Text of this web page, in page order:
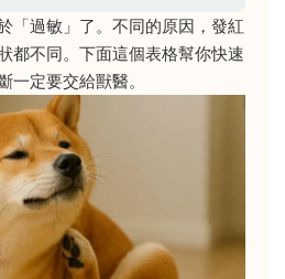
「過敏」了。不同的原因，發紅
都不同。下面這個表格幫你快速
一定要交給獸醫。